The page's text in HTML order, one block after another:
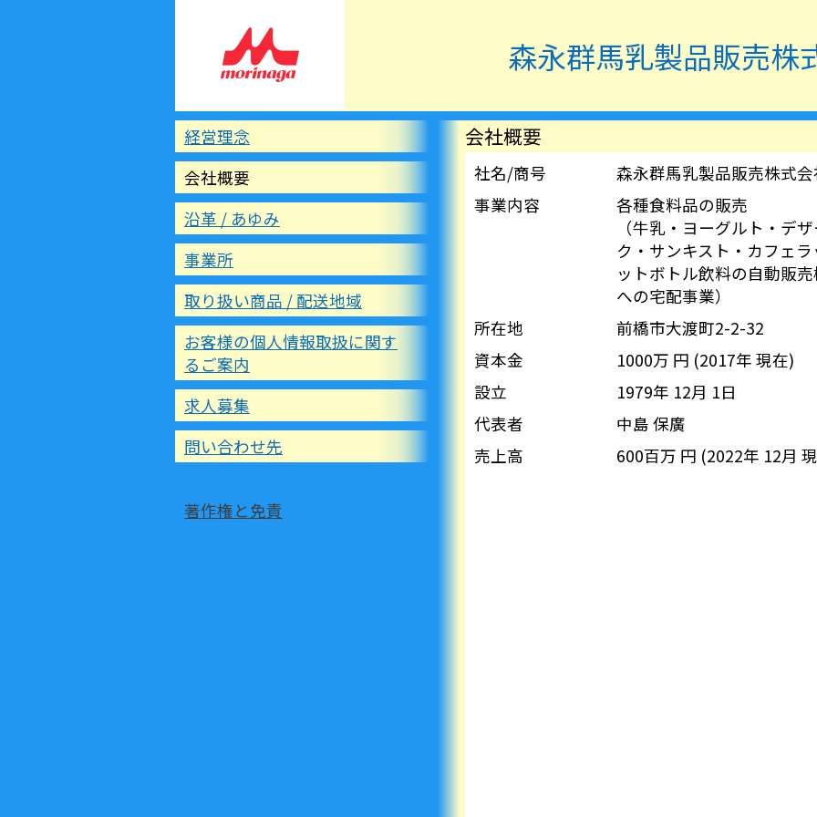
森永群馬乳製品販売株
経営理念
会社概要
沿革 / あゆみ
事業所
取り扱い商品 / 配送地域
お客様の個人情報取扱に関す
るご案内
求人募集
問い合わせ先
著作権と免責
会社概要
社名/商号
森永群馬乳製品販売株式会
事業内容
各種食料品の販売
（牛乳・ヨーグルト・デ
ク・サンキスト・カフェ
ットボトル飲料の自動販
への宅配事業）
所在地
前橋市大渡町2-2-32
資本金
1000万 円 (2017年 現在)
設立
1979年 12月 1日
代表者
中島 保廣
売上高
600百万 円 (2022年 12月